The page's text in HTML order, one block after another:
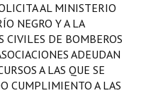
AL MINISTERIO
NEGRO Y A LA
CIVILES DE BOMBEROS
ADEUDAN
A LAS QUE SE
CUMPLIMIENTO A LAS